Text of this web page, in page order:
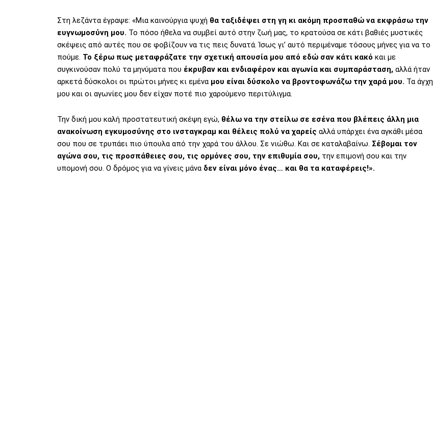
Στη λεζάντα έγραψε: «Μια καινούργια ψυχή θα ταξιδέψει στη γη κι ακόμη προσπαθώ να εκφράσω την
ευγνωμοσύνη μου. Το πόσο ήθελα να συμβεί αυτό στην ζωή μας, το κρατούσα σε κάτι βαθιές μυστικές
σκέψεις από αυτές που σε φοβίζουν να τις πεις δυνατά. Ίσως γι’ αυτό περιμέναμε τόσους μήνες για να το
πούμε. Το ξέρω πως μεταφράζατε την σχετική απουσία μου από εδώ σαν κάτι κακό και με
συγκινούσαν πολύ τα μηνύματα που έκρυβαν και ενδιαφέρον και αγωνία και συμπαράσταση, αλλά ήταν
αρκετά δύσκολοι οι πρώτοι μήνες κι εμένα μου είναι δύσκολο να βροντοφωνάζω την χαρά μου. Τα άγχη
μου και οι αγωνίες μου δεν είχαν ποτέ πιο χαρούμενο περιτύλιγμα.
Την δική μου καλή προστατευτική σκέψη εγώ, θέλω να την στείλω σε εσένα που βλέπεις άλλη μια
ανακοίνωση εγκυμοσύνης στο ινσταγκραμ και θέλεις πολύ να χαρείς αλλά υπάρχει ένα αγκάθι μέσα
σου που σε τρυπάει πιο ύπουλα από την χαρά του άλλου. Σε νιώθω. Και σε καταλαβαίνω. Σέβομαι τον
αγώνα σου, τις προσπάθειες σου, τις ορμόνες σου, την επιθυμία σου, την επιμονή σου και την
υπομονή σου. Ο δρόμος για να γίνεις μάνα δεν είναι μόνο ένας… και θα τα καταφέρεις!».